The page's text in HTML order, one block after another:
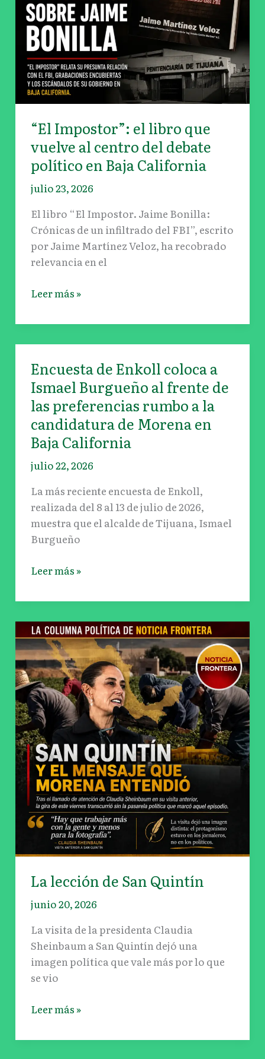
“El Impostor”: el libro que
vuelve al centro del debate
político en Baja California
julio 23, 2026
El libro “El Impostor. Jaime Bonilla:
Crónicas de un infiltrado del FBI”, escrito
por Jaime Martínez Veloz, ha recobrado
relevancia en el
del
debate
político
en
Baja
California
Leer más »
Encuesta de Enkoll coloca a
Ismael Burgueño al frente de
las preferencias rumbo a la
candidatura de Morena en
Baja California
julio 22, 2026
La más reciente encuesta de Enkoll,
realizada del 8 al 13 de julio de 2026,
muestra que el alcalde de Tijuana, Ismael
Burgueño
Encuesta
de
Enkoll
coloca
a
Ismael
Burgueño
frente
de
las
preferencias
a
de
Morena
en
Baja
California
Leer más »
La lección de San Quintín
junio 20, 2026
La visita de la presidenta Claudia
Sheinbaum a San Quintín dejó una
imagen política que vale más por lo que
se vio
La
lección
de
San
Quintín
Leer más »